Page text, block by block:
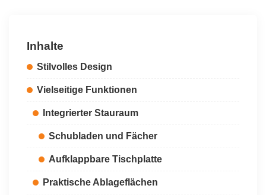
Inhalte
Stilvolles Design
Vielseitige Funktionen
Integrierter Stauraum
Schubladen und Fächer
Aufklappbare Tischplatte
Praktische Ablageflächen